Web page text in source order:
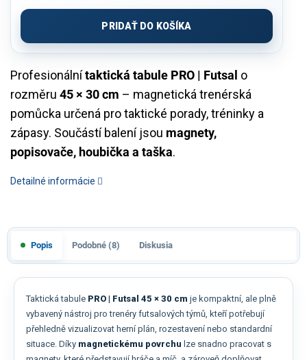
Profesionálnítaktická tabule PRO | Futsal o
rozměru 45 × 30 cm – magnetická trenérská
pomůcka určená pro taktické porady, tréninky a
zápasy. Součástí balení jsou magnety,
popisovače, houbička a taška.
Detailné informácie
cena:
PRIDAŤ DO KOŠÍKA
Popis Podobné (8) Diskusia
Taktická tabule PRO | Futsal 45 × 30 cm je kompaktní, ale plně
vybavený nástroj pro trenéry futsalových týmů, kteří potřebují
přehledně vizualizovat herní plán, rozestavení nebo standardní
situace. Díky magnetickému povrchu lze snadno pracovat s